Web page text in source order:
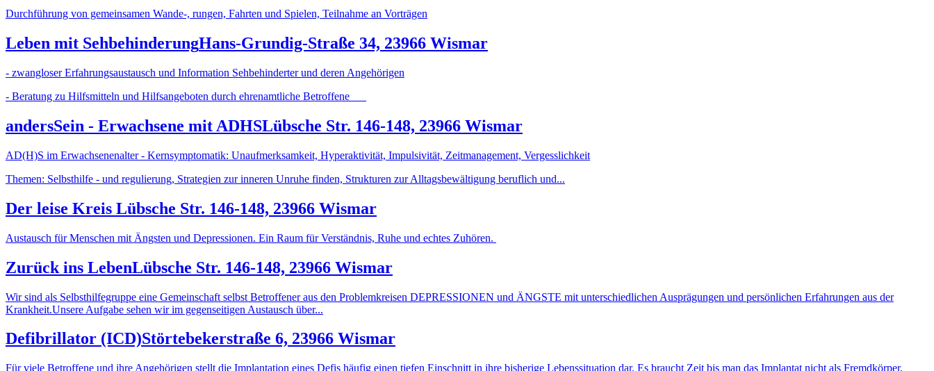
Durchführung von gemeinsamen Wande-, rungen, Fahrten und Spielen, Teilnahme an Vorträgen
Leben mit SehbehinderungHans-Grundig-Straße 34, 23966 Wismar
- zwangloser Erfahrungsaustausch und Information Sehbehinderter und deren Angehörigen
- Beratung zu Hilfsmitteln und Hilfsangeboten durch ehrenamtliche Betroffene
andersSein - Erwachsene mit ADHSLübsche Str. 146-148, 23966 Wismar
AD(H)S im Erwachsenenalter - Kernsymptomatik: Unaufmerksamkeit, Hyperaktivität, Impulsivität, Zeitmanagement, Vergesslichkeit
Themen: Selbsthilfe - und regulierung, Strategien zur inneren Unruhe finden, Strukturen zur Alltagsbewältigung beruflich und...
Der leise Kreis Lübsche Str. 146-148, 23966 Wismar
Austausch für Menschen mit Ängsten und Depressionen. Ein Raum für Verständnis, Ruhe und echtes Zuhören.
Zurück ins LebenLübsche Str. 146-148, 23966 Wismar
Wir sind als Selbsthilfegruppe eine Gemeinschaft selbst Betroffener aus den Problemkreisen DEPRESSIONEN und ÄNGSTE mit unterschiedlichen Ausprägungen und persönlichen Erfahrungen aus der
Krankheit.Unsere Aufgabe sehen wir im gegenseitigen Austausch über...
Defibrillator (ICD)Störtebekerstraße 6, 23966 Wismar
Für viele Betroffene und ihre Angehörigen stellt die Implantation eines Defis häufig einen tiefen Einschnitt in ihre bisherige Lebenssituation dar. Es braucht Zeit bis man das Implantat nicht als Fremdkörper,